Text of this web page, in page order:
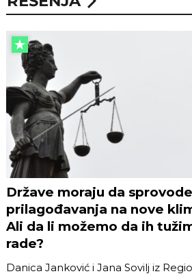
Države moraju da
prilagođavanja na nove
Ali da li možemo da ih
rade?
Danica Janković i Jana Sovilj iz